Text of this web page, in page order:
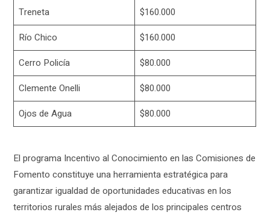
Treneta
$160.000
Río Chico
$160.000
Cerro Policía
$80.000
Clemente Onelli
$80.000
Ojos de Agua
$80.000
El programa Incentivo al Conocimiento en las Comisiones de
Fomento constituye una herramienta estratégica para
garantizar igualdad de oportunidades educativas en los
territorios rurales más alejados de los principales centros